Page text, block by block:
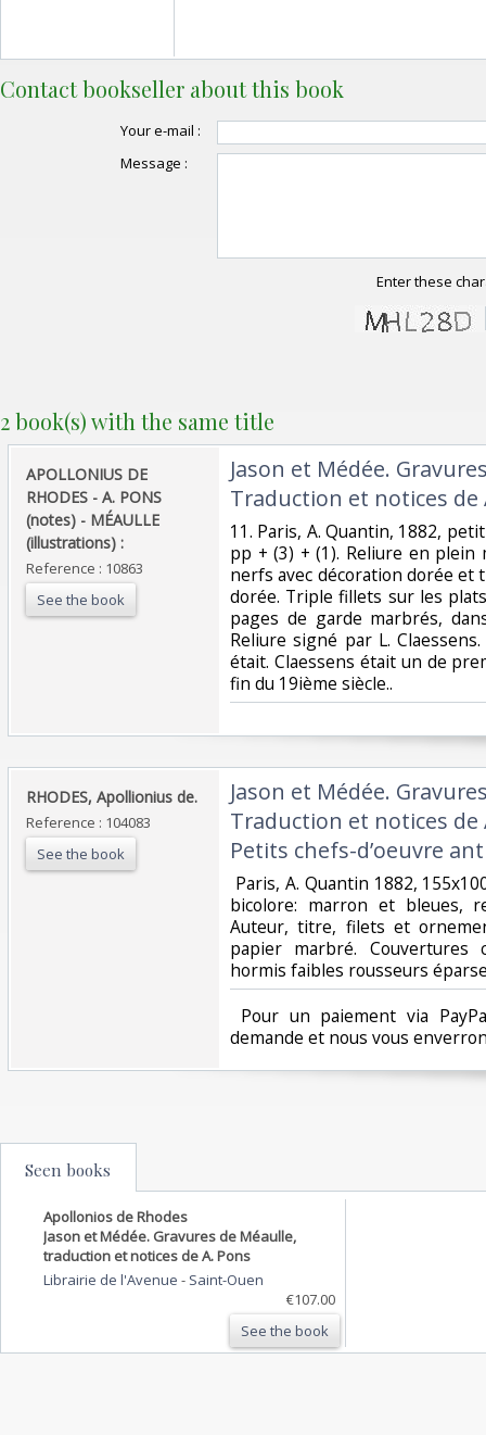
Contact bookseller about this book
Your e-mail :
Message :
Enter these
2 book(s) with the same title
‎APOLLONIUS DE
RHODES - A. PONS
(notes) - MÉAULLE
(illustrations) :‎
Reference : 10863
See the book
‎Jason et Médée.
Traduction et notices de
‎11. Paris, A. Quantin, 1882,
pp + (3) + (1). Reliure en plein
nerfs avec décoration dorée
dorée. Triple fillets sur les
pages de garde marbrés,
Reliure signé par L.
était. Claessens était un de
fin du 19ième siècle..‎
‎RHODES, Apollionius de.‎
Reference : 104083
See the book
‎Jason et Médée.
Traduction et notices de
Petits chefs-d’oeuvre
Paris, A. Quantin 1882,
bicolore: marron et bleues,
Auteur, titre, filets et
papier marbré. Couvertures
hormis faibles rousseurs
Pour un paiement via
demande et nous vous
Seen books
Apollonios de Rhodes
Jason et Médée. Gravures de Méaulle,
traduction et notices de A. Pons
Librairie de l'Avenue - Saint-Ouen
€107.00
See the book